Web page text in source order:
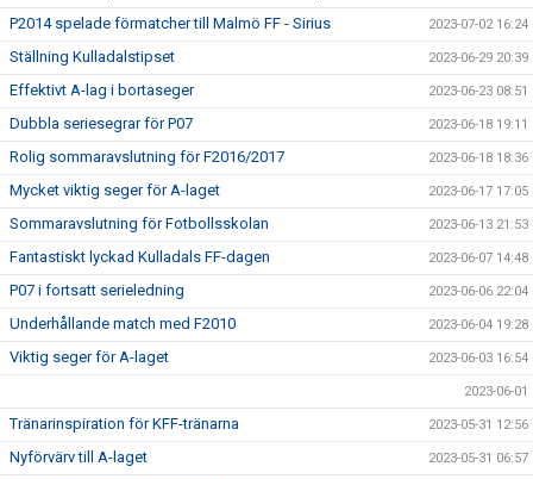
P2014 spelade förmatcher till Malmö FF - Sirius 2023-07-02 16:24
Ställning Kulladalstipset 2023-06-29 20:39
Effektivt A-lag i bortaseger 2023-06-23 08:51
Dubbla seriesegrar för P07 2023-06-18 19:11
Rolig sommaravslutning för F2016/2017 2023-06-18 18:36
Mycket viktig seger för A-laget 2023-06-17 17:05
Sommaravslutning för Fotbollsskolan 2023-06-13 21:53
Fantastiskt lyckad Kulladals FF-dagen 2023-06-07 14:48
P07 i fortsatt serieledning 2023-06-06 22:04
Underhållande match med F2010 2023-06-04 19:28
Viktig seger för A-laget 2023-06-03 16:54
2023-06-01
Tränarinspiration för KFF-tränarna 2023-05-31 12:56
Nyförvärv till A-laget 2023-05-31 06:57